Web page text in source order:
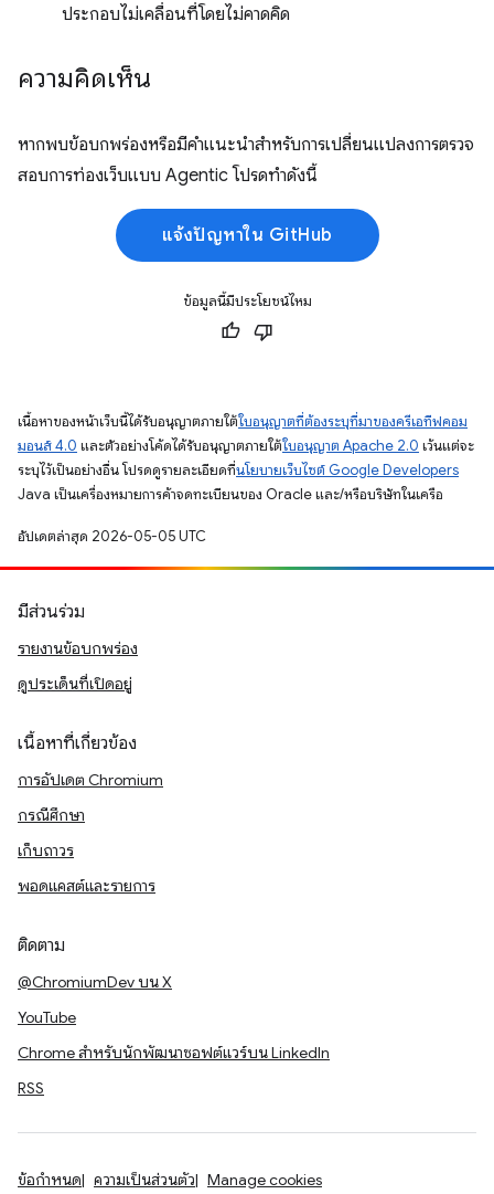
ประกอบไม่เคลื่อนที่โดยไม่คาดคิด
ความคิดเห็น
หากพบข้อบกพร่องหรือมีคำแนะนำสำหรับการเปลี่ยนแปลงการตรวจ
สอบการท่องเว็บแบบ Agentic โปรดทำดังนี้
แจ้งปัญหาใน GitHub
ข้อมูลนี้มีประโยชน์ไหม
เนื้อหาของหน้าเว็บนี้ได้รับอนุญาตภายใต้ใบอนุญาตที่ต้องระบุที่มาของครีเอทีฟคอม
มอนส์ 4.0 และตัวอย่างโค้ดได้รับอนุญาตภายใต้ใบอนุญาต Apache 2.0 เว้นแต่จะ
ระบุไว้เป็นอย่างอื่น โปรดดูรายละเอียดที่นโยบายเว็บไซต์ Google Developers
Java เป็นเครื่องหมายการค้าจดทะเบียนของ Oracle และ/หรือบริษัทในเครือ
อัปเดตล่าสุด 2026-05-05 UTC
มีส่วนร่วม
รายงานข้อบกพร่อง
ดูประเด็นที่เปิดอยู่
เนื้อหาที่เกี่ยวข้อง
การอัปเดต Chromium
กรณีศึกษา
เก็บถาวร
พอดแคสต์และรายการ
ติดตาม
@ChromiumDev บน X
YouTube
Chrome สำหรับนักพัฒนาซอฟต์แวร์บน LinkedIn
RSS
ข้อกำหนด ความเป็นส่วนตัว Manage cookies